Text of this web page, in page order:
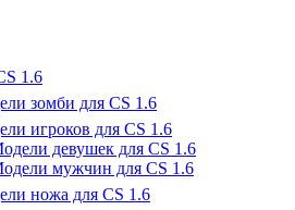
1.6
зомби для CS 1.6
игроков для CS 1.6
девушек для CS 1.6
мужчин для CS 1.6
ножа для CS 1.6